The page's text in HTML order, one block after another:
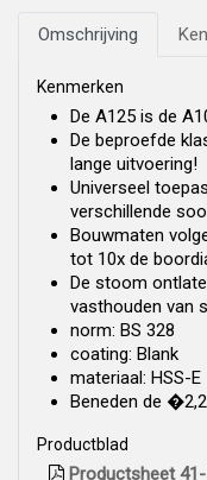
Omschrijving
Kenmerken
De A125 is de
De beproefde
lange uitvoering!
Universeel
verschillende
Bouwmaten
tot 10x de
De stoom
vasthouden van
norm: BS 328
coating: Blank
materiaal: HSS-E
Beneden de
Productblad
Productsheet